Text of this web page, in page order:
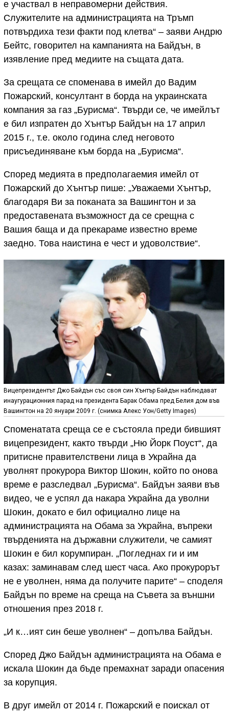
е участвал в неправомерни действия.
Служителите на администрацията на Тръмп
потвърдиха тези факти под клетва“ – заяви Андрю
Бейтс, говорител на кампанията на Байдън, в
изявление пред медиите на същата дата.
За срещата се споменава в имейл до Вадим
Пожарский, консултант в борда на украинската
компания за газ „Бурисма“. Твърди се, че имейлът
е бил изпратен до Хънтър Байдън на 17 април
2015 г., т.е. около година след неговото
присъединяване към борда на „Бурисма“.
Според медията в предполагаемия имейл от
Пожарский до Хънтър пише: „Уважаеми Хънтър,
благодаря Ви за поканата за Вашингтон и за
предоставената възможност да се срещна с
Вашия баща и да прекараме известно време
заедно. Това наистина е чест и удоволствие“.
Вицепрезидентът Джо Байдън със своя син Хънтър Байдън наблюдават
инаугурационния парад на президента Барак Обама пред Белия дом във
Вашингтон на 20 януари 2009 г. (снимка Алекс Уон/Getty Images)
Споменатата среща се е състояла преди бившият
вицепрезидент, както твърди „Ню Йорк Поуст“, да
притисне правителствени лица в Украйна да
уволнят прокурора Виктор Шокин, който по онова
време е разследвал „Бурисма“. Байдън заяви във
видео, че е успял да накара Украйна да уволни
Шокин, докато е бил официално лице на
администрацията на Обама за Украйна, въпреки
твърденията на държавни служители, че самият
Шокин е бил корумпиран. „Погледнах ги и им
казах: заминавам след шест часа. Ако прокурорът
не е уволнен, няма да получите парите“ – споделя
Байдън по време на среща на Съвета за външни
отношения през 2018 г.
„И к…ият син беше уволнен“ – допълва Байдън.
Според Джо Байдън администрацията на Обама е
искала Шокин да бъде премахнат заради опасения
за корупция.
В друг имейл от 2014 г. Пожарский е поискал от